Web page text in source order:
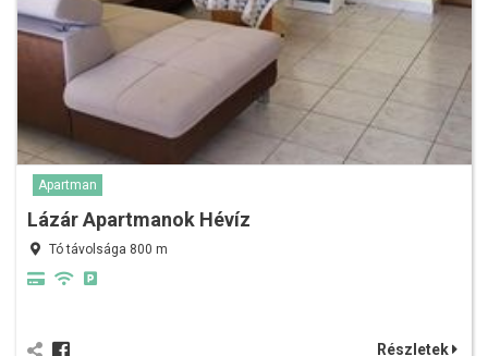
Apartman
Lázár Apartmanok Hévíz
Tó távolsága 800 m
Részletek